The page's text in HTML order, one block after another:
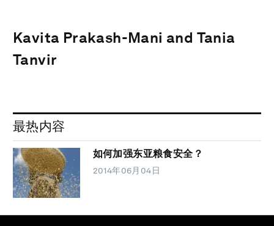
Kavita Prakash-Mani and Tania
Tanvir
最热内容
如何加强东亚粮食安全？
2014年06月04日